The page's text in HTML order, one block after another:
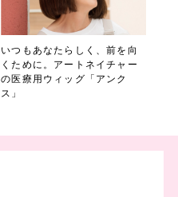
いつもあなたらしく、前を向
くために。アートネイチャー
の医療用ウィッグ「アンク
ス」